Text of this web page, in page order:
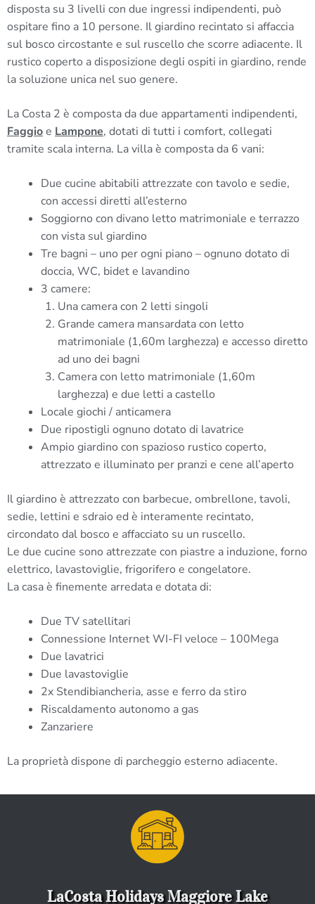
disposta su 3 livelli con due ingressi indipendenti, può
ospitare fino a 10 persone. Il giardino recintato si affaccia
sul bosco circostante e sul ruscello che scorre adiacente. Il
rustico coperto a disposizione degli ospiti in giardino, rende
la soluzione unica nel suo genere.
La Costa 2 è composta da due appartamenti indipendenti,
Faggioe Lampone, dotati di tutti i comfort, collegati
tramite scala interna. La villa è composta da 6 vani:
Due cucine abitabili attrezzate con tavolo e sedie,
con accessi diretti all’esterno
Soggiorno con divano letto matrimoniale e terrazzo
con vista sul giardino
Tre bagni – uno per ogni piano – ognuno dotato di
doccia, WC, bidet e lavandino
3 camere:
Una camera con 2 letti singoli
Grande camera mansardata con letto
matrimoniale (1,60m larghezza) e accesso diretto
ad uno dei bagni
Camera con letto matrimoniale (1,60m
larghezza) e due letti a castello
Locale giochi / anticamera
Due ripostigli ognuno dotato di lavatrice
Ampio giardino con spazioso rustico coperto,
attrezzato e illuminato per pranzi e cene all’aperto
Il giardino è attrezzato con barbecue, ombrellone, tavoli,
sedie, lettini e sdraio ed è interamente recintato,
circondato dal bosco e affacciato su un ruscello.
Le due cucine sono attrezzate con piastre a induzione, forno
elettrico, lavastoviglie, frigorifero e congelatore.
La casa è finemente arredata e dotata di:
Due TV satellitari
Connessione Internet WI-FI veloce – 100Mega
Due lavatrici
Due lavastoviglie
2x Stendibiancheria, asse e ferro da stiro
Riscaldamento autonomo a gas
Zanzariere
La proprietà dispone di parcheggio esterno adiacente.
LaCosta Holidays Maggiore Lake